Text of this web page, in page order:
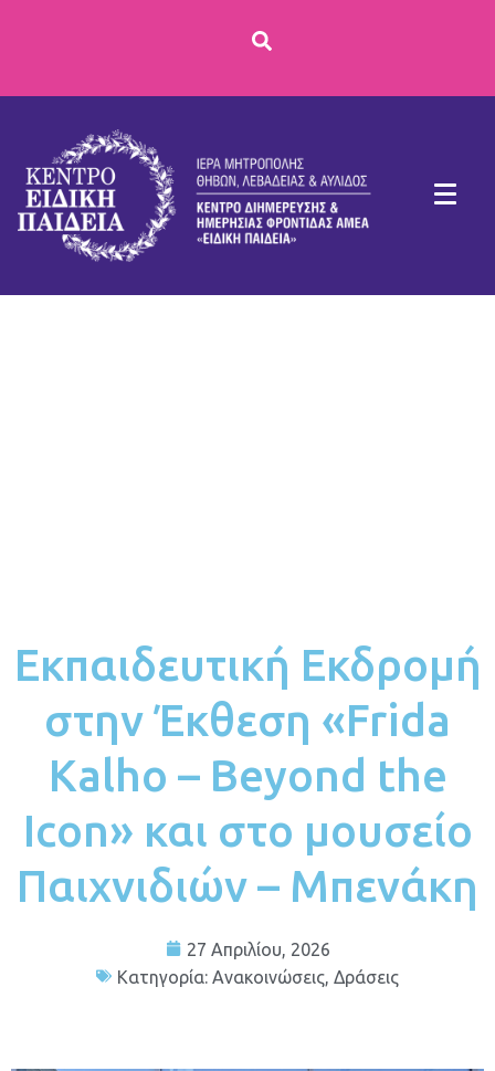
Εκπαιδευτική Εκδρομή
στην Έκθεση «Frida
Kalho – Beyond the
Icon» και στο μουσείο
Παιχνιδιών – Μπενάκη
27 Απριλίου, 2026
Κατηγορία: Ανακοινώσεις, Δράσεις